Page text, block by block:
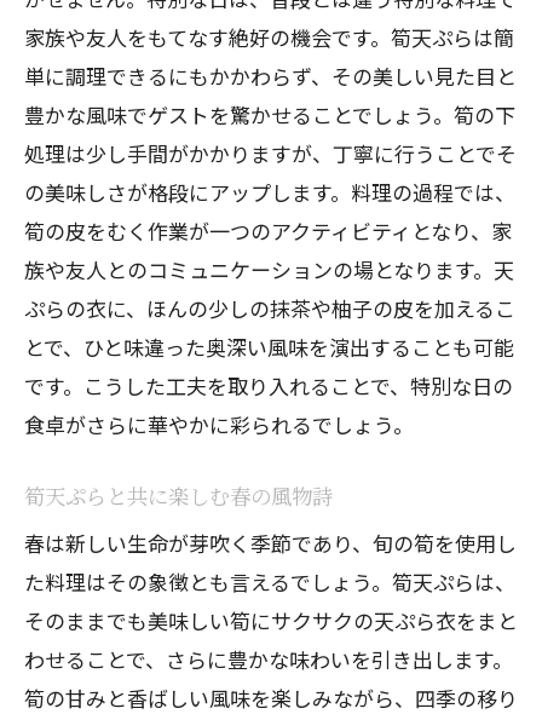
家族や友人をもてなす絶好の機会です。筍天ぷらは簡
単に調理できるにもかかわらず、その美しい見た目と
豊かな風味でゲストを驚かせることでしょう。筍の下
処理は少し手間がかかりますが、丁寧に行うことでそ
の美味しさが格段にアップします。料理の過程では、
筍の皮をむく作業が一つのアクティビティとなり、家
族や友人とのコミュニケーションの場となります。天
ぷらの衣に、ほんの少しの抹茶や柚子の皮を加えるこ
とで、ひと味違った奥深い風味を演出することも可能
です。こうした工夫を取り入れることで、特別な日の
食卓がさらに華やかに彩られるでしょう。
筍天ぷらと共に楽しむ春の風物詩
春は新しい生命が芽吹く季節であり、旬の筍を使用し
た料理はその象徴とも言えるでしょう。筍天ぷらは、
そのままでも美味しい筍にサクサクの天ぷら衣をまと
わせることで、さらに豊かな味わいを引き出します。
筍の甘みと香ばしい風味を楽しみながら、四季の移り